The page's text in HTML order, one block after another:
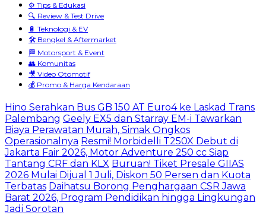
⚙️ Tips & Edukasi
🔍 Review & Test Drive
🔋 Teknologi & EV
🛠️ Bengkel & Aftermarket
🏁 Motorsport & Event
👥 Komunitas
🎥 Video Otomotif
💰 Promo & Harga Kendaraan
Hino Serahkan Bus GB 150 AT Euro4 ke Laskad Trans
Palembang Geely EX5 dan Starray EM-i Tawarkan
Biaya Perawatan Murah, Simak Ongkos
Operasionalnya Resmi! Morbidelli T250X Debut di
Jakarta Fair 2026, Motor Adventure 250 cc Siap
Tantang CRF dan KLX Buruan! Tiket Presale GIIAS
2026 Mulai Dijual 1 Juli, Diskon 50 Persen dan Kuota
Terbatas Daihatsu Borong Penghargaan CSR Jawa
Barat 2026, Program Pendidikan hingga Lingkungan
Jadi Sorotan